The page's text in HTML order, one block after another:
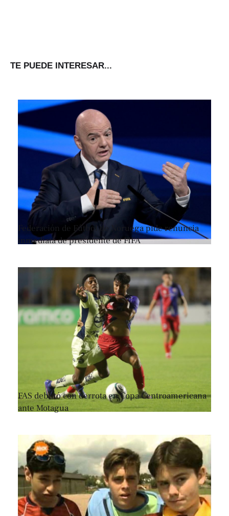
TE PUEDE INTERESAR...
Federación de Fútbol de Noruega pide renuncia
inmediata de presidente de FIFA
FAS debutó con derrota en Copa Centroamericana
ante Motagua